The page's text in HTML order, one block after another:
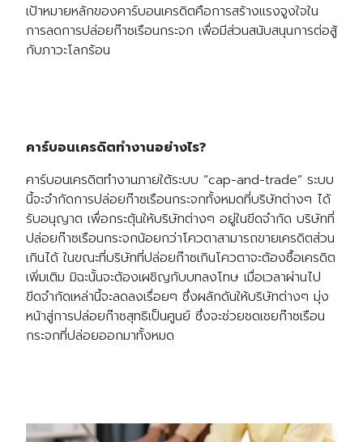
เป้าหมายหลักของคาร์บอนเครดิตคือการสร้างแรงจูงใจใน
การลดการปล่อยก๊าซเรือนกระจก เพื่อมีส่วนสนับสนุนการต่อสู้
กับภาวะโลกร้อน
คาร์บอนเครดิตทำงานอย่างไร?
คาร์บอนเครดิตทำงานภายใต้ระบบ “cap-and-trade” ระบบ
นี้จะจำกัดการปล่อยก๊าซเรือนกระจกทั้งหมดที่บริษัทต่างๆ ได้
รับอนุญาต เพื่อกระตุ้นให้บริษัทต่างๆ อยู่ในขีดจำกัด บริษัทที่
ปล่อยก๊าซเรือนกระจกน้อยกว่าโควตาสามารถขายเครดิตส่วน
เกินได้ ในขณะที่บริษัทที่ปล่อยก๊าซเกินโควตาจะต้องซื้อเครดิต
เพิ่มเติม มิฉะนั้นจะต้องเผชิญกับบทลงโทษ เมื่อเวลาผ่านไป
ขีดจำกัดเหล่านี้จะลดลงเรื่อยๆ ซึ่งผลักดันให้บริษัทต่างๆ มุ่ง
หน้าสู่การปล่อยก๊าซสุทธิเป็นศูนย์ ซึ่งจะช่วยชดเชยก๊าซเรือน
กระจกที่ปล่อยออกมาทั้งหมด